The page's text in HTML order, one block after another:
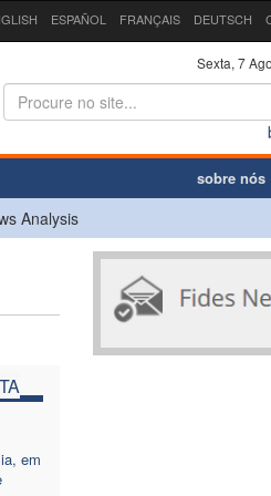
ESPAÑOL FRANÇAIS DEUTSCH
Sexta, 7
sobre nós
Analysis
em